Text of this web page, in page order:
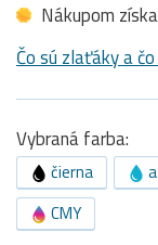
Nákupom
Čo sú zlaťáky a
Vybraná farba:
čierna
CMY